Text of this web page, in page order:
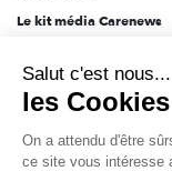
Le kit média Carenews
AEF info
Novethic
PRODURABLE
Salut c'est nous...
les
On a attendu d'être
ce site vous intéresse